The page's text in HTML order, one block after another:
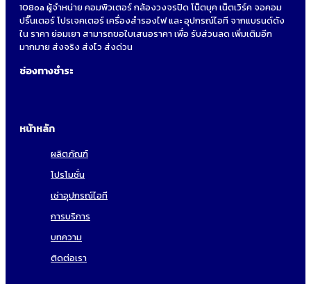
108oa ผู้จำหน่าย คอมพิวเตอร์ กล้องวงจรปิด โน็ตบุค เน็ตเวิร์ค จอคอม
ปริ๊นเตอร์ โปรเจคเตอร์ เครื่องสำรองไฟ และ อุปกรณ์ไอที จากแบรนด์ดัง
ใน ราคา ย่อมเยา สามารถขอใบเสนอราคา เพื่อ รับส่วนลด เพิ่มเติมอีก
มากมาย ส่งจริง ส่งไว ส่งด่วน
ช่องทางชำระ
หน้าหลัก
ผลิตภัณฑ์
โปรโมชั่น
เช่าอุปกรณ์ไอที
การบริการ
บทความ
ติดต่อเรา